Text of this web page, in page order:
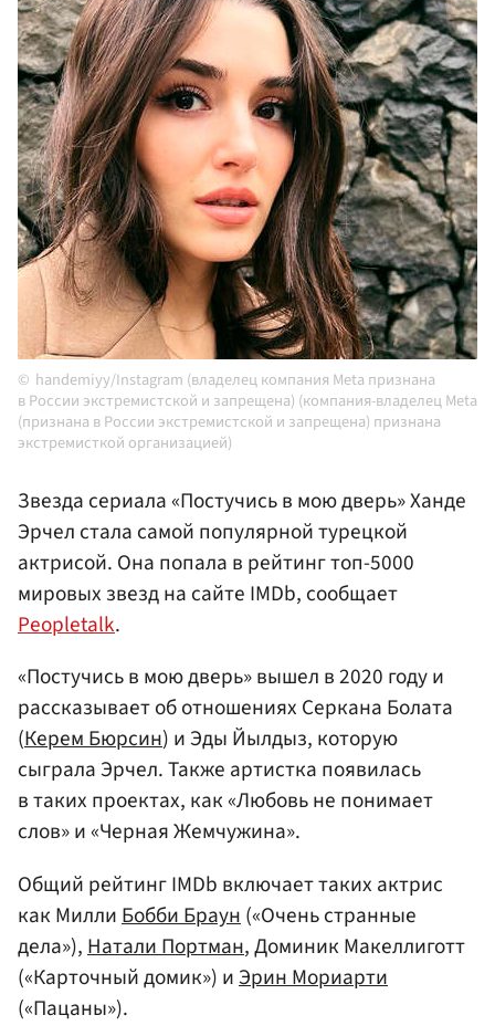
handemiyy/Instagram (владелец компания Meta признана
в России экстремистской и запрещена) (компания-владелец Meta
(признана в России экстремистской и запрещена) признана
экстремисткой организацией)
Звезда сериала «Постучись в мою дверь» Ханде
Эрчел стала самой популярной турецкой
актрисой. Она попала в рейтинг топ-5000
мировых звезд на сайте IMDb, сообщает
Peopletalk.
«Постучись в мою дверь» вышел в 2020 году и
рассказывает об отношениях Серкана Болата
(Керем Бюрсин) и Эды Йылдыз, которую
сыграла Эрчел. Также артистка появилась
в таких проектах, как «Любовь не понимает
слов» и «Черная Жемчужина».
Общий рейтинг IMDb включает таких актрис
как Милли Бобби Браун («Очень странные
дела»), Натали Портман, Доминик Макеллиготт
(«Карточный домик») иЭрин Мориарти
(«Пацаны»).